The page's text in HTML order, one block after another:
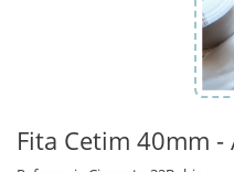
Fita Cetim 40mm -